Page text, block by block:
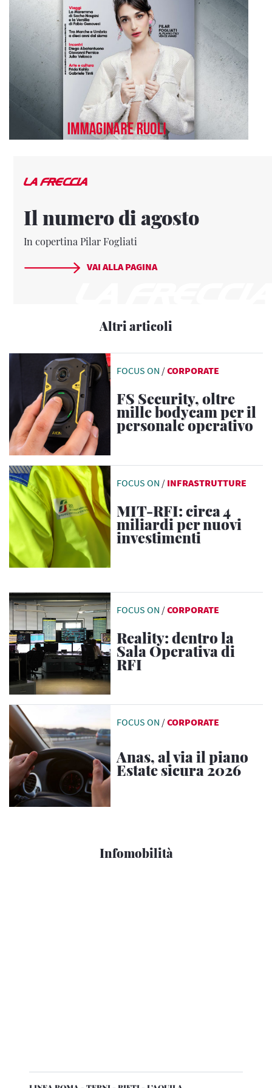
Il numero di agosto
In copertina Pilar Fogliati
VAI ALLA PAGINA
Altri articoli
FOCUS ON /CORPORATE
FS Security, oltre
mille bodycam per il
personale operativo
FOCUS ON / INFRASTRUTTURE
MIT-RFI: circa 4
miliardi per nuovi
investimenti
FOCUS ON /CORPORATE
Reality: dentro la
Sala Operativa di
RFI
FOCUS ON /CORPORATE
Anas, al via il piano
Estate sicura 2026
Infomobilità